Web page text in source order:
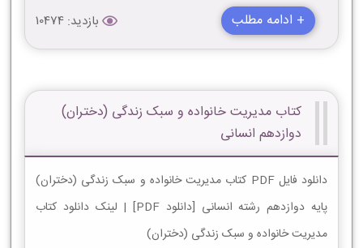
+ ادامه مطلب بازدید: 10474
کتاب مدیریت خانواده و سبک زندگی (دختران)
دوازدهم انسانی
دانلود فایل PDF کتاب مدیریت خانواده و سبک زندگی (دختران)
پایه دوازدهم رشته انسانی [دانلود PDF] | لینک دانلود کتاب
مدیریت خانواده و سبک زندگی (دختران)